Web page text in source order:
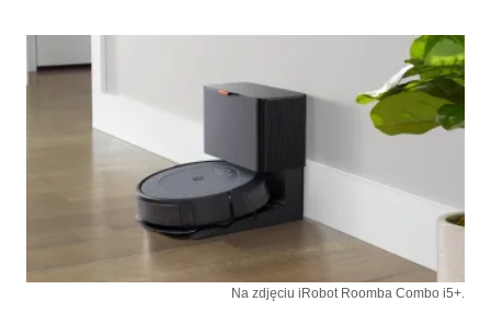
Na zdjęciu iRobot Roomba Combo i5+.